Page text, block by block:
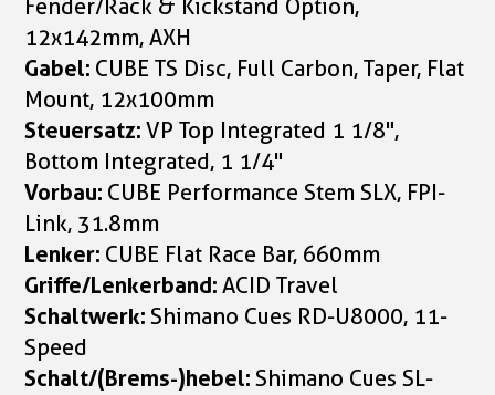
Fender/Rack & Kickstand Option,
12x142mm, AXH
Gabel: CUBE TS Disc, Full Carbon, Taper, Flat
Mount, 12x100mm
Steuersatz:VP Top Integrated 1 1/8",
Bottom Integrated, 1 1/4"
Vorbau: CUBE Performance Stem SLX, FPI-
Link, 31.8mm
Lenker: CUBE Flat Race Bar, 660mm
Griffe/Lenkerband:ACID Travel
Schaltwerk:Shimano Cues RD-U8000, 11-
Speed
Schalt/(Brems-)hebel:Shimano Cues SL-